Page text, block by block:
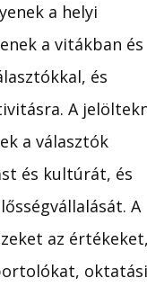
a helyi
a vitákban és
és
A
a választók
és kultúrát, és
A
az
oktatási